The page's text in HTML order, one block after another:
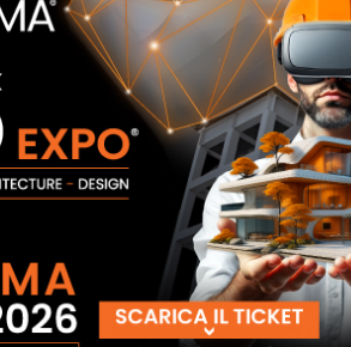
87 02 250 T – KNIPEX Cobra
Pinza regolabile di nuova
generazione per tubi e dadi
SCOPRI